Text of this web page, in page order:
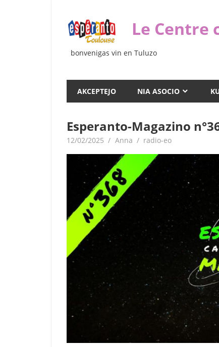
enhavo
Le Centre
bonvenigas vin en Tuluzo
AKCEPTEJO NIA ASOCIO
Esperanto-Magazino
12/02/2025 Anna radio-eo